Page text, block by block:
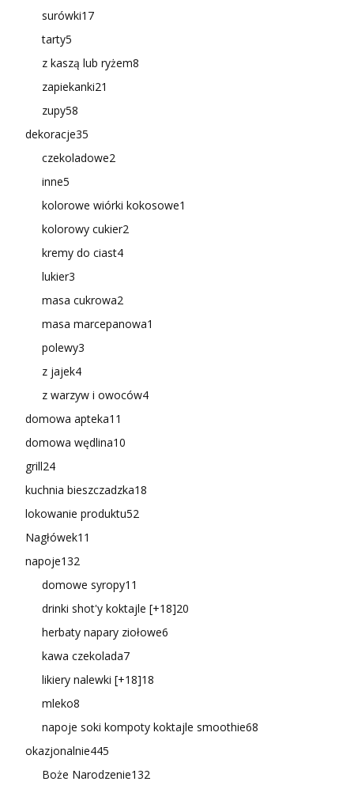
surówki17
tarty5
z kaszą lub ryżem8
zapiekanki21
zupy58
dekoracje35
czekoladowe2
inne5
kolorowe wiórki kokosowe1
kolorowy cukier2
kremy do ciast4
lukier3
masa cukrowa2
masa marcepanowa1
polewy3
z jajek4
z warzyw i owoców4
domowa apteka11
domowa wędlina10
grill24
kuchnia bieszczadzka18
lokowanie produktu52
Nagłówek11
napoje132
domowe syropy11
drinki shot'y koktajle [+18]20
herbaty napary ziołowe6
kawa czekolada7
likiery nalewki [+18]18
mleko8
napoje soki kompoty koktajle smoothie68
okazjonalnie445
Boże Narodzenie132